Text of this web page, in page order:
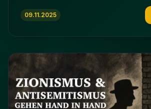
09.11.2025